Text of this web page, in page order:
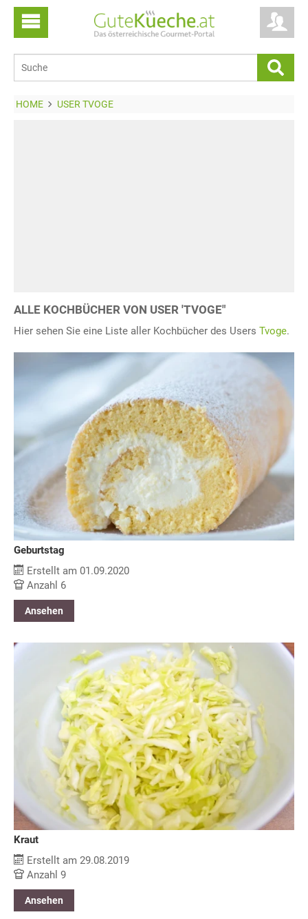
HOME USER TVOGE
ALLE KOCHBÜCHER VON USER 'TVOGE"
Hier sehen Sie eine Liste aller Kochbücher des Users Tvoge.
Geburtstag
Erstellt am 01.09.2020
Anzahl 6
Ansehen
Kraut
Erstellt am 29.08.2019
Anzahl 9
Ansehen